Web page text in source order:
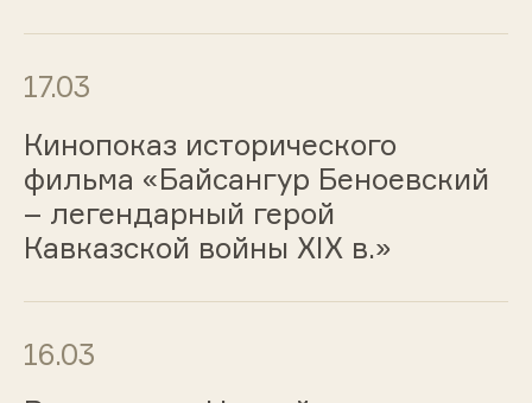
17.03
Кинопоказ исторического
фильма «Байсангур Беноевский
– легендарный герой
Кавказской войны XIX в.»
16.03